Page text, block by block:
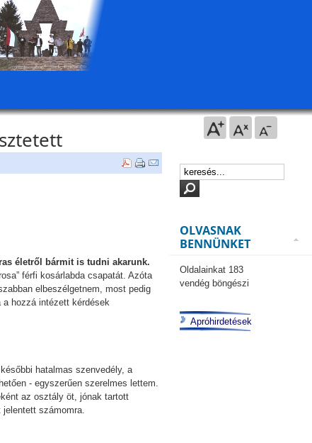
életről bármit is tudni akarunk.
férfi kosárlabda csapatát. Azóta
elbeszélgetnem, most pedig
a hozzá intézett kérdések
hatalmas szenvedély, a
- egyszerűen szerelmes lettem.
az osztály öt, jónak tartott
számomra.
OLVASNAK
BENNÜNKET
Oldalainkat 183
vendég böngészi
Apróhirdetések